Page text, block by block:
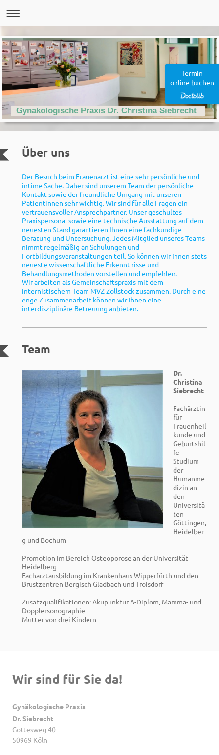
Gynäkologische Praxis Dr. Christina Siebrecht
Über uns
Der Besuch beim Frauenarzt ist eine sehr persönliche und
intime Sache. Daher sind unserem Team der persönliche
Kontakt sowie der freundliche Umgang mit unseren
Patientinnen sehr wichtig. Wir sind für alle Fragen ein
vertrauensvoller Ansprechpartner. Unser geschultes
Praxispersonal sowie eine technische Ausstattung auf dem
neuesten Stand garantieren Ihnen eine fachkundige
Beratung und Untersuchung. Jedes Mitglied unseres Teams
nimmt regelmäßig an Schulungen und
Fortbildungsveranstaltungen teil. So können wir Ihnen stets
neueste wissenschaftliche Erkenntnisse und
Behandlungsmethoden vorstellen und empfehlen.
Wir arbeiten als Gemeinschaftspraxis mit dem
internistischem Team MVZ Zollstock zusammen. Durch eine
enge Zusammenarbeit können wir Ihnen eine
interdisziplinäre Betreuung anbieten.
Team
Dr.
Christina
Siebrecht
Fachärztin
für
Frauenheil
kunde und
Geburtshil
fe
Studium
der
Humanme
dizin an
den
Universitä
ten
Göttingen,
Heidelber
g und Bochum
Promotion im Bereich Osteoporose an der Universität
Heidelberg
Facharztausbildung im Krankenhaus Wipperfürth und den
Brustzentren Bergisch Gladbach und Troisdorf
Zusatzqualifikationen: Akupunktur A-Diplom, Mamma- und
Dopplersonographie
Mutter von drei Kindern
Wir sind für Sie da!
Gynäkologische Praxis
Dr. Siebrecht
Gottesweg 40
50969 Köln
Termin
online buchen